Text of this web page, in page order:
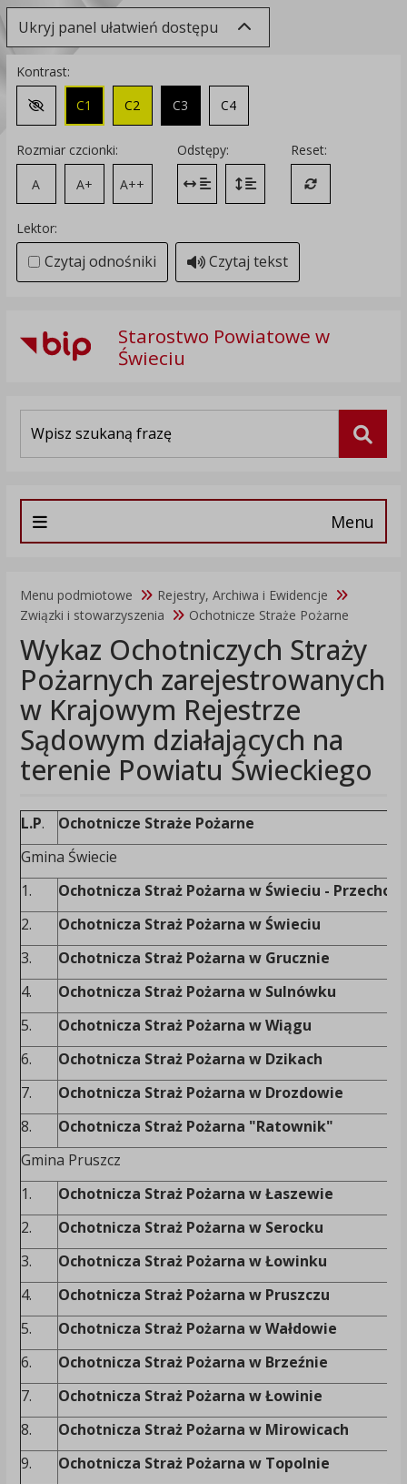
Ukryj panel ułatwień dostępu
Kontrast:
Zmień kontrast na domyślny
C1 C2 C3 C4
Rozmiar czcionki:
A
A+ A++
Odstępy:
Zmień odstęp między literami
Zmień interlinię i margines
Reset:
Przywróć
Lektor:
Czytaj odnośniki Czytaj tekst
Starostwo Powiatowe w
Świeciu
Menu
Menu podmiotowe
Rejestry, Archiwa i Ewidencje
Związki i stowarzyszenia
Ochotnicze Straże Pożarne
Wykaz Ochotniczych Straży
Pożarnych zarejestrowanych
w Krajowym Rejestrze
Sądowym działających na
terenie Powiatu Świeckiego
L.P.
Ochotnicze Straże Pożarne
Gmina Świecie
1.
Ochotnicza Straż Pożarna w Świeciu -
2.
Ochotnicza Straż Pożarna w Świeciu
3.
Ochotnicza Straż Pożarna w Grucznie
4.
Ochotnicza Straż Pożarna w Sulnówku
5.
Ochotnicza Straż Pożarna w Wiągu
6.
Ochotnicza Straż Pożarna w Dzikach
7.
Ochotnicza Straż Pożarna w Drozdowie
8.
Ochotnicza Straż Pożarna "Ratownik"
Gmina Pruszcz
1.
Ochotnicza Straż Pożarna w Łaszewie
2.
Ochotnicza Straż Pożarna w Serocku
3.
Ochotnicza Straż Pożarna w Łowinku
4.
Ochotnicza Straż Pożarna w Pruszczu
5.
Ochotnicza Straż Pożarna w Wałdowie
6.
Ochotnicza Straż Pożarna w Brzeźnie
7.
Ochotnicza Straż Pożarna w Łowinie
8.
Ochotnicza Straż Pożarna w Mirowicach
9.
Ochotnicza Straż Pożarna w Topolnie